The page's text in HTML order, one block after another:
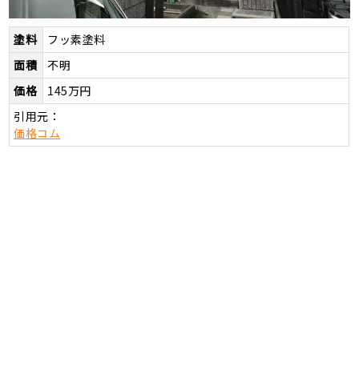
塗料
フッ素塗料
面積
不明
価格
145万円
引用元：
価格コム